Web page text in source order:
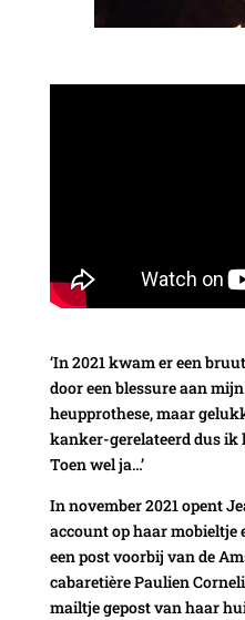
‘In 2021 kwam er een
door een blessure aan
heupprothese, maar
kanker-gerelateerd dus ik
Toen wel ja…’
In november 2021 opent
account op haar mobieltje
een post voorbij van de
cabaretière Paulien
mailtje gepost van haar